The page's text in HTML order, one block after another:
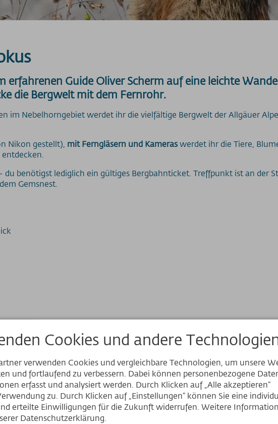
erfahrenen Guide Oliver Scherm auf eine leichte
die Bergwelt mit dem Fernrohr.
im Nebelhorngebiet werdet ihr die vielfältige Bergwelt der Allgäuer
Nikon gestellt), mit Ferngläsern und Kameraswerdet ihr die Tiere,
du benötigst lediglich ein gültiges Bergbahnticket. Treffpunkt ist an der
Gemsnest.
Cookies und andere
verwenden Cookies und vergleichbare Technologien, um unsere
und fortlaufend zu verbessern. Dabei können personenbezogene
erfasst und analysiert werden. Durch Klicken auf „Alle akzeptieren“
zu. Durch Klicken auf „Einstellungen“ können Sie eine
erteilte Einwilligungen für die Zukunft widerrufen. Weitere
Datenschutzerklärung.
Website
Deutsch
English